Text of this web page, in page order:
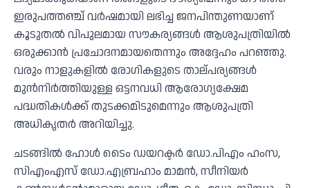
ഇരുപത്തഞ്ച് വർഷമായി ലഭിച്ച ജനപിന്തുണയാണ്
കൂടുതൽ വിപുലമായ സൗകര്യങ്ങൾ ആശുപത്രിയിൽ
ഒരുക്കാൻ പ്രചോദനമായതെന്നും അദ്ദേഹം പറഞ്ഞു.
വരും നാളുകളിൽ രോഗികളുടെ താല്പര്യങ്ങൾ
മുൻനിർത്തിയുള്ള ഒട്ടനവധി ആരോഗ്യക്ഷേമ
പദ്ധതികൾക്ക് തുടക്കമിടുമെന്നും ആശുപത്രി
അധികൃതർ അറിയിച്ചു.
ചടങ്ങിൽ ഹോൾ ടൈം ഡയറക്ടർ ഡോ.പിഎം ഹംസ,
സിഎംഎസ് ഡോ.എബ്രഹാം മാമൻ, സീനിയർ